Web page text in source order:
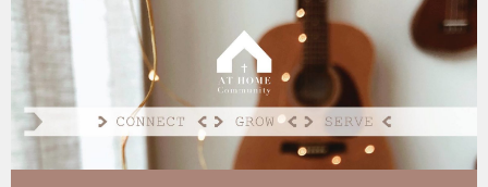
Spring
inhoud
AT HOME COMMUNITY
CONNECT GROW SERVE